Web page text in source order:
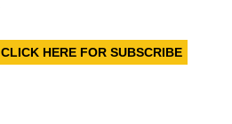
CLICK HERE FOR SUBSCRIBE